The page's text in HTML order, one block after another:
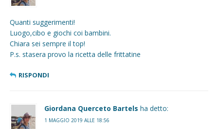
Quanti suggerimenti!
Luogo,cibo e giochi coi bambini.
Chiara sei sempre il top!
P.s. stasera provo la ricetta delle frittatine
RISPONDI
Giordana Querceto Bartels ha detto:
1 MAGGIO 2019 ALLE 18:56